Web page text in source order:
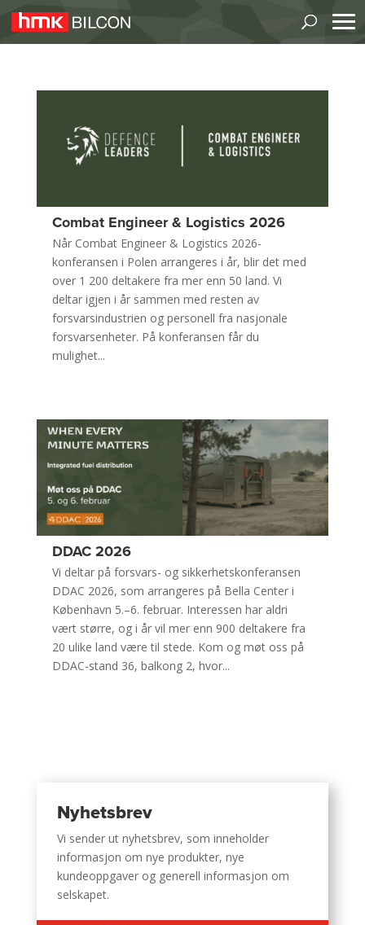
Combat Engineer & Logistics 2026
Når Combat Engineer & Logistics 2026-
konferansen i Polen arrangeres i år, blir det med
over 1 200 deltakere fra mer enn 50 land. Vi
deltar igjen i år sammen med resten av
forsvarsindustrien og personell fra nasjonale
forsvarsenheter. På konferansen får du
mulighet...
DDAC 2026
Vi deltar på forsvars- og sikkerhetskonferansen
DDAC 2026, som arrangeres på Bella Center i
København 5.–6. februar. Interessen har aldri
vært større, og i år vil mer enn 900 deltakere fra
20 ulike land være til stede. Kom og møt oss på
DDAC-stand 36, balkong 2, hvor...
Nyhetsbrev
Vi sender ut nyhetsbrev, som inneholder
informasjon om nye produkter, nye
kundeoppgaver og generell informasjon om
selskapet.